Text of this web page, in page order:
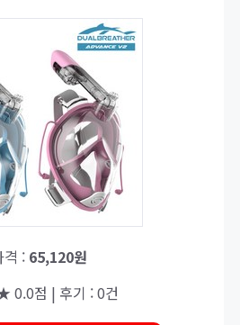
격 : 65,120원
0.0점 | 후기 : 0건